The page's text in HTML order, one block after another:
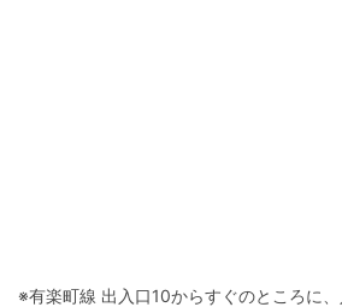
※有楽町線 出入口10からすぐのところに